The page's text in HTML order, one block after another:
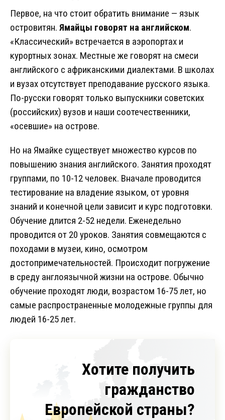
Первое, на что стоит обратить внимание — язык
островитян. Ямайцы говорят на английском.
«Классический» встречается в аэропортах и
курортных зонах. Местные же говорят на смеси
английского с африканскими диалектами. В школах
и вузах отсутствует преподавание русского языка.
По-русски говорят только выпускники советских
(российских) вузов и наши соотечественники,
«осевшие» на острове.
Но на Ямайке существует множество курсов по
повышению знания английского. Занятия проходят
группами, по 10-12 человек. Вначале проводится
тестирование на владение языком, от уровня
знаний и конечной цели зависит и курс подготовки.
Обучение длится 2-52 недели. Еженедельно
проводится от 20 уроков. Занятия совмещаются с
походами в музеи, кино, осмотром
достопримечательностей. Происходит погружение
в среду англоязычной жизни на острове. Обычно
обучение проходят люди, возрастом 16-75 лет, но
самые распространенные молодежные группы для
людей 16-25 лет.
Хотите получить
гражданство
Европейской страны?